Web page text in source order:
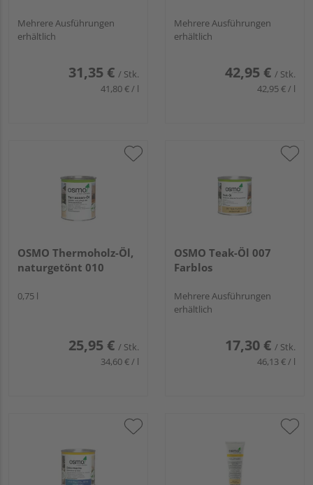
Mehrere Ausführungen
erhältlich
31,35 € / Stk.
41,80 € / l
Mehrere Ausführungen
erhältlich
42,95 € / Stk.
42,95 € / l
OSMO Thermoholz-Öl,
naturgetönt 010
0,75 l
25,95 € / Stk.
34,60 € / l
OSMO Teak-Öl 007
Farblos
Mehrere Ausführungen
erhältlich
17,30 € / Stk.
46,13 € / l